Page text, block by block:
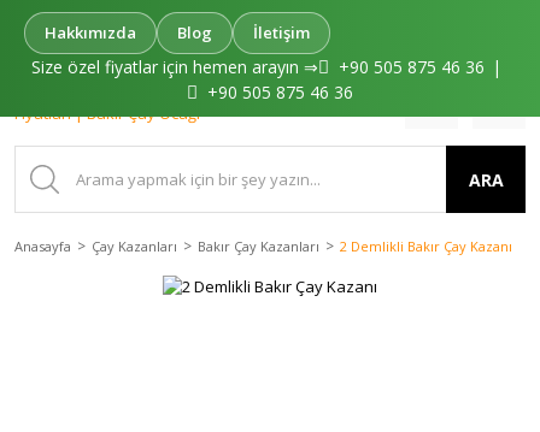
ARA
Anasayfa Çay Kazanları Bakır Çay Kazanları 2 Demlikli Bakır Çay Kazanı
Hakkımızda Blog İletişim
Size özel fiyatlar için hemen arayın ⇒ +90 505 875 46 36 |
+90 505 875 46 36